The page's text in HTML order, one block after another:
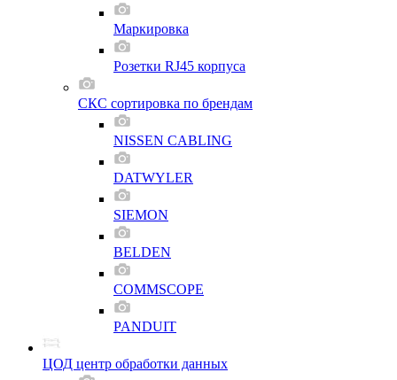
Маркировка
Розетки RJ45 корпуса
СКС сортировка по брендам
NISSEN CABLING
DATWYLER
SIEMON
BELDEN
COMMSCOPE
PANDUIT
ЦОД центр обработки данных